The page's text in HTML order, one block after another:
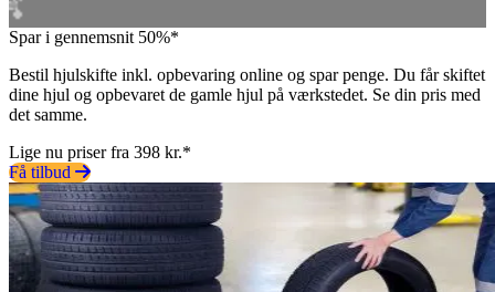
Spar i gennemsnit 50%*
Bestil hjulskifte inkl. opbevaring online og spar penge. Du får skiftet
dine hjul og opbevaret de gamle hjul på værkstedet. Se din pris med
det samme.
Lige nu priser fra 398 kr.*
Få tilbud